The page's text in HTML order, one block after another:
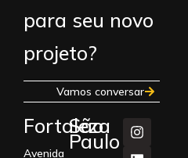
para seu novo
projeto?
Vamos conversar
Fortaleza
Avenida
São
Paulo